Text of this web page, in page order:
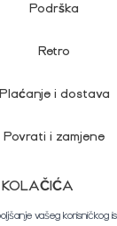
Podrška
Retro
Plaćanje i dostava
Povrati i zamjene
podrška
KOLAČIĆA
vašeg korisničkog